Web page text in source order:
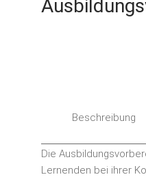
Beschreibung
Die
Lernenden bei ihrer